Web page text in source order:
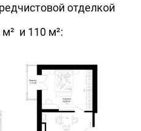
отделкой
и 110 м²: